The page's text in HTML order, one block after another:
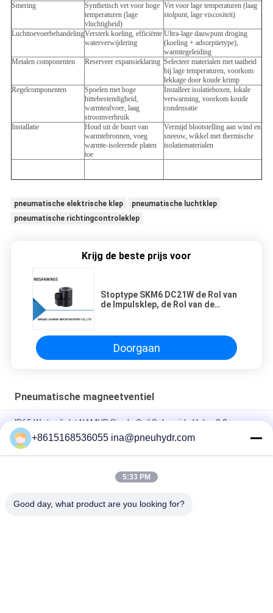
Smering
Synthetisch vet voor hoge
temperaturen (lage
vluchtigheid)
Vet voor lage temperaturen (laag
stolpunt, lage viscositeit)
LuchttoevoerbehandelingVersterk koeling, efficiënte
waterverwijdering
Ultra-lage dauwpunt droging
(koeling + adsorptietype),
warmtegeleiding
Metalen componenten
Reserveer expansieklaring Selecteer materialen met taaiheid
bij lage temperaturen, voorkom
lekkage door koude krimp
Regelcomponenten
Spoelen met hoge
hittebestendigheid,
warmteafvoer, laag
stroomverbruik
Installeer isolatieboxen, lokale
verwarming, voorkom koude
condensatie
Installatie
Houd uit de buurt van
warmtebronnen, voeg
warmte-isolerende platen
toe
Vermijd blootstelling aan wind en
sneeuw, wikkel met thermische
isolatiematerialen
pneumatische elektrische klep
pneumatische luchtklep
pneumatische richtingcontroleklep
Krijg de beste prijs voor
Stoptype SKM6 DC21W de Rol van
de Impulsklep, de Rol van de
Doorgaan
Pneumatische magneetventiel
IP65 Waterdicht NAMUR Single Coil Solenoïde Valve 0.2 -
1.0Mpa 60°C NBR PUR Seal
FV-L10 In-Line 5-Weg Pneumatische Magneetventiel M7
DOOS-Lood - typ van de de Kleprol DC24V gelijkstroom 29W
+8615168536055 ina@pneuhydr.com
5:33 PM
Good day, what product are you looking for?